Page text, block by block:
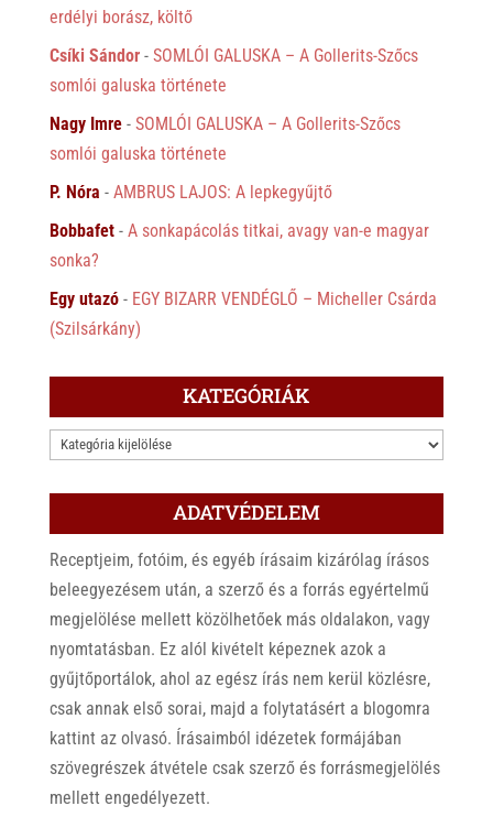
erdélyi borász, költő
Csíki Sándor- SOMLÓI GALUSKA – A Gollerits-Szőcs
somlói galuska története
Nagy Imre- SOMLÓI GALUSKA – A Gollerits-Szőcs
somlói galuska története
P. Nóra - AMBRUS LAJOS: A lepkegyűjtő
Bobbafet- A sonkapácolás titkai, avagy van-e magyar
sonka?
Egy utazó- EGY BIZARR VENDÉGLŐ – Micheller Csárda
(Szilsárkány)
KATEGÓRIÁK
KATEGÓRIÁK
ADATVÉDELEM
Receptjeim, fotóim, és egyéb írásaim kizárólag írásos
beleegyezésem után, a szerző és a forrás egyértelmű
megjelölése mellett közölhetőek más oldalakon, vagy
nyomtatásban. Ez alól kivételt képeznek azok a
gyűjtőportálok, ahol az egész írás nem kerül közlésre,
csak annak első sorai, majd a folytatásért a blogomra
kattint az olvasó. Írásaimból idézetek formájában
szövegrészek átvétele csak szerző és forrásmegjelölés
mellett engedélyezett.